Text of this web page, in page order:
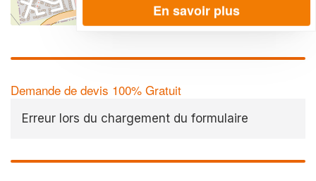
OpenStreetMap contributors,
Demande de devis 100% Gratuit
Erreur lors du chargement du formulaire
En savoir plus